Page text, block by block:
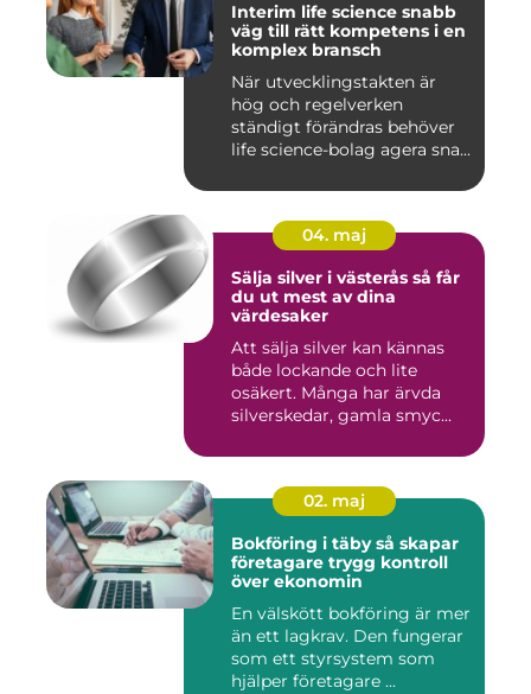
Interim life science snabb
väg till rätt kompetens i en
komplex bransch
När utvecklingstakten är
hög och regelverken
ständigt förändras behöver
life science-bolag agera sna...
04. maj
Sälja silver i västerås så får
du ut mest av dina
värdesaker
Att sälja silver kan kännas
både lockande och lite
osäkert. Många har ärvda
silverskedar, gamla smyc...
02. maj
Bokföring i täby så skapar
företagare trygg kontroll
över ekonomin
En välskött bokföring är mer
än ett lagkrav. Den fungerar
som ett styrsystem som
hjälper företagare ...